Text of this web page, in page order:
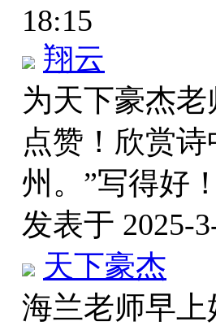
18:15
翔云
为天下豪杰
点赞！欣赏
州。”写得好
发表于 2025-
天下豪杰
海兰老师早